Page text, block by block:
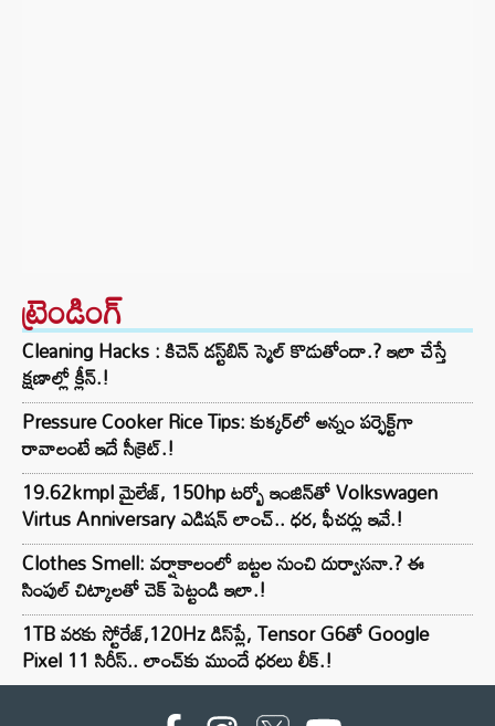
ట్రెండింగ్‌
Cleaning Hacks : కిచెన్ డస్ట్‌బిన్ స్మెల్ కొడుతోందా.? ఇలా చేస్తే
క్షణాల్లో క్లీన్.!
Pressure Cooker Rice Tips: కుక్కర్‌లో అన్నం పర్ఫెక్ట్‌గా
రావాలంటే ఇదే సీక్రెట్.!
19.62kmpl మైలేజ్, 150hp టర్బో ఇంజిన్‌తో Volkswagen
Virtus Anniversary ఎడిషన్ లాంచ్.. ధర, ఫీచర్లు ఇవే.!
Clothes Smell: వర్షాకాలంలో బట్టల నుంచి దుర్వాసనా.? ఈ
సింపుల్ చిట్కాలతో చెక్ పెట్టండి ఇలా.!
1TB వరకు స్టోరేజ్,120Hz డిస్‌ప్లే, Tensor G6తో Google
Pixel 11 సిరీస్.. లాంచ్⁭కు ముందే ధరలు లీక్.!